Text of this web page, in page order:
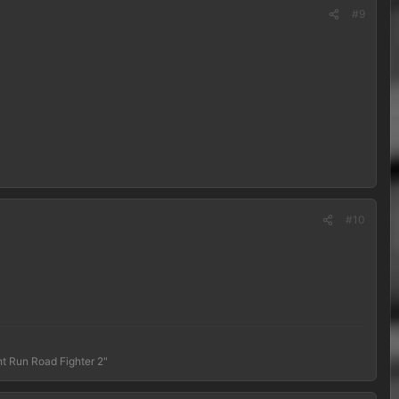
#9
#10
Run Road Fighter 2"